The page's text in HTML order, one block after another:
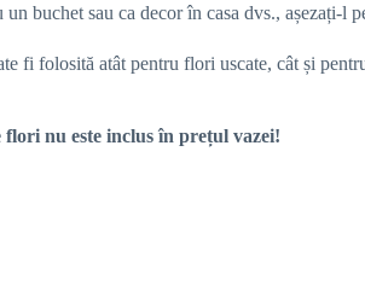
buchet sau ca decor în casa dvs., așezați-l
fi folosită atât pentru flori uscate, cât și
nu este inclus în prețul vazei!